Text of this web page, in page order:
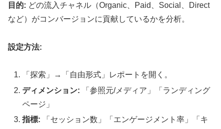
目的: どの流入チャネル（Organic、Paid、Social、Direct
など）がコンバージョンに貢献しているかを分析。
設定方法:
「探索」→「自由形式」レポートを開く。
ディメンション: 「参照元/メディア」「ランディング
ページ」
指標: 「セッション数」「エンゲージメント率」「キ